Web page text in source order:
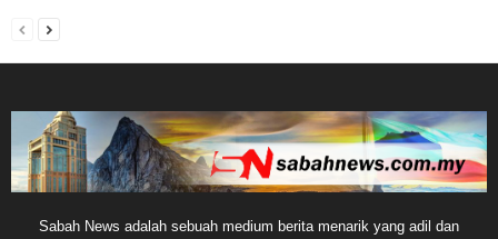
Sabah News adalah sebuah medium berita menarik yang adil dan